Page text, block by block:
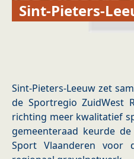
Sint-Pieters-
Sint-Pieters-Leeuw zet
de Sportregio ZuidWest
richting meer kwalitatief
gemeenteraad keurde
Sport Vlaanderen voor